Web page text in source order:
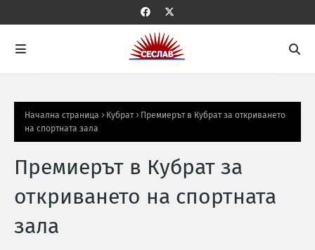
Начална страница Кубрат
Премиерът в Кубрат за откриването
на спортната зала
Премиерът в Кубрат за
откриването на спортната
зала